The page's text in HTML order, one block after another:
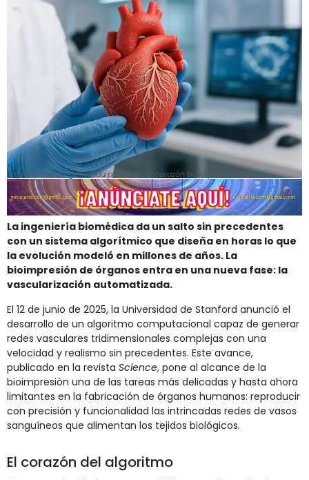
Representación generada por IA de un corazón bioimpreso en 3D
La ingeniería biomédica da un salto sin precedentes
con un sistema algorítmico que diseña en horas lo que
la evolución modeló en millones de años. La
bioimpresión de órganos entra en una nueva fase: la
vascularización automatizada.
El 12 de junio de 2025, la Universidad de Stanford anunció el
desarrollo de un algoritmo computacional capaz de generar
redes vasculares tridimensionales complejas con una
velocidad y realismo sin precedentes. Este avance,
publicado en la revista Science, pone al alcance de la
bioimpresión una de las tareas más delicadas y hasta ahora
limitantes en la fabricación de órganos humanos: reproducir
con precisión y funcionalidad las intrincadas redes de vasos
sanguíneos que alimentan los tejidos biológicos.
El corazón del algoritmo